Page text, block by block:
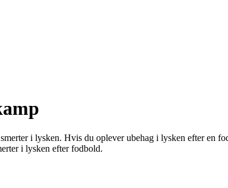
i lysken. Hvis du oplever ubehag i lysken efter en
i lysken efter fodbold.